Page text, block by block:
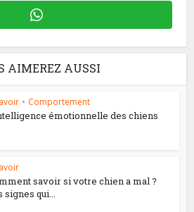
AIMEREZ AUSSI
• Comportement
émotionnelle des chiens
savoir si votre chien a mal ?
signes qui...